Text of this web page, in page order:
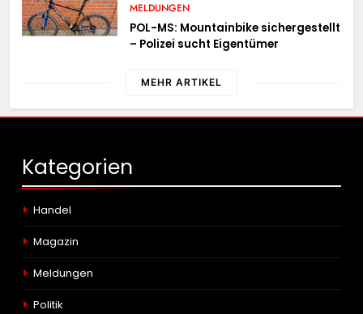
MELDUNGEN
POL-MS: Mountainbike sichergestellt
– Polizei sucht Eigentümer
MEHR ARTIKEL
Kategorien
Handel
Magazin
Meldungen
Politik